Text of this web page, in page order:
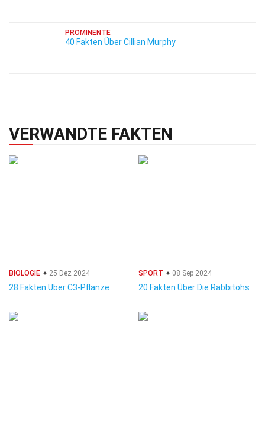
PROMINENTE
40 Fakten Über Cillian Murphy
VERWANDTE FAKTEN
BIOLOGIE 25 Dez 2024
28 Fakten Über C3-Pflanze
SPORT 08 Sep 2024
20 Fakten Über Die Rabbitohs